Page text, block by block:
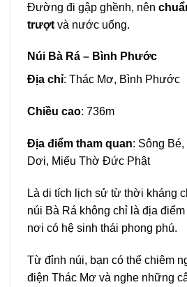
Đường đi gập ghềnh, nên
trượt và nước uống.
Núi Bà Rá – Bình Phước
Địa chỉ: Thác Mơ, Bình Phước
Chiều cao: 736m
Địa điểm tham quan: Sông
Dơi, Miếu Thờ Đức Phật
Là di tích lịch sử từ thời kháng
núi Bà Rá không chỉ là địa
nơi có hệ sinh thái phong phú.
Từ đỉnh núi, bạn có thể chiêm
điện Thác Mơ và nghe những